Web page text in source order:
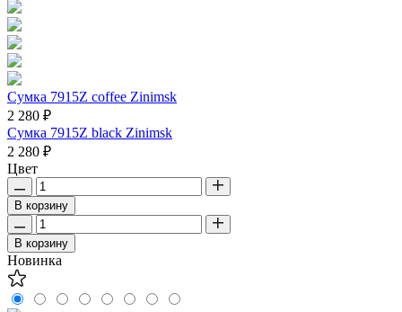
Сумка 7915Z coffee Zinimsk
2 280 ₽
Сумка 7915Z black Zinimsk
2 280 ₽
Цвет
В корзину
В корзину
Новинка